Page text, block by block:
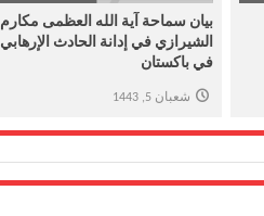
بیان سماحة آیة الله العظمی مکارم
الشیرازي في إدانة الحادث الإرهابي
في باکستان
شعبان 5, 1443